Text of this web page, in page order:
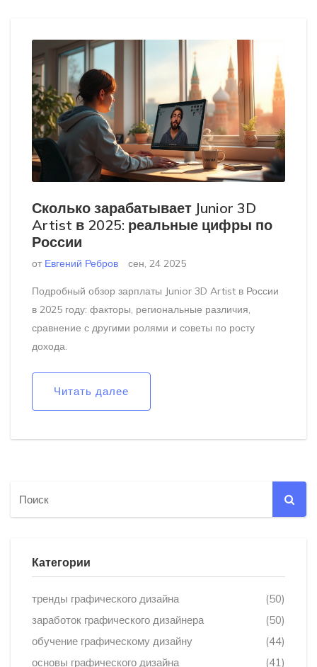
Сколько зарабатывает Junior 3D
Artist в 2025: реальные цифры по
России
от Евгений Ребров сен, 24 2025
Подробный обзор зарплаты Junior 3D Artist в России
в 2025 году: факторы, региональные различия,
сравнение с другими ролями и советы по росту
дохода.
Читать далее
Категории
тренды графического дизайна
(50)
заработок графического дизайнера
(50)
обучение графическому дизайну
(44)
основы графического дизайна
(41)